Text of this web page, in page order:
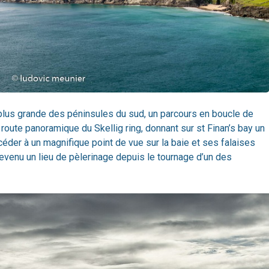
grande des péninsules du sud, un parcours en boucle de
panoramique du Skellig ring, donnant sur st Finan’s bay un
à un magnifique point de vue sur la baie et ses falaises
un lieu de pèlerinage depuis le tournage d’un des